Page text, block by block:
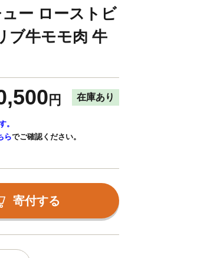
ー ローストビ
ブ牛モモ肉 牛
円 在庫あり
。
らでご確認ください。
寄付する